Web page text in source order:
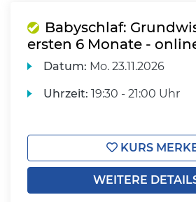
Babyschlaf:
ersten 6 Monate -
Datum: Mo. 23.11.2026
Uhrzeit: 19:30 - 21:00 Uhr
KURS
WEITERE